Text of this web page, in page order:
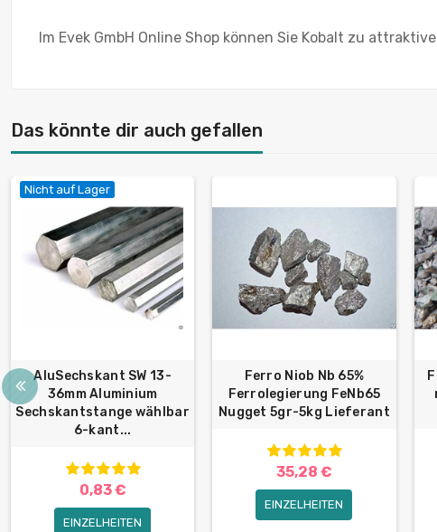
Im Evek GmbH Online Shop können Sie Kobalt zu
Das könnte dir auch gefallen
Nicht auf Lager
AluSechskant SW 13-
36mm Aluminium
Sechskantstange wählbar
6-kant...
0,83 €
EINZELHEITEN
Ferro Niob Nb 65%
Ferrolegierung FeNb65
Nugget 5gr-5kg Lieferant
35,28 €
EINZELHEITEN